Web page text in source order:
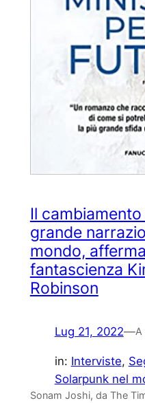
Il
grande
mondo,
fantascienza
Robinson
Lug 21, 2022—A
in: Interviste,
Solarpunk nel
Sonam Joshi, da The